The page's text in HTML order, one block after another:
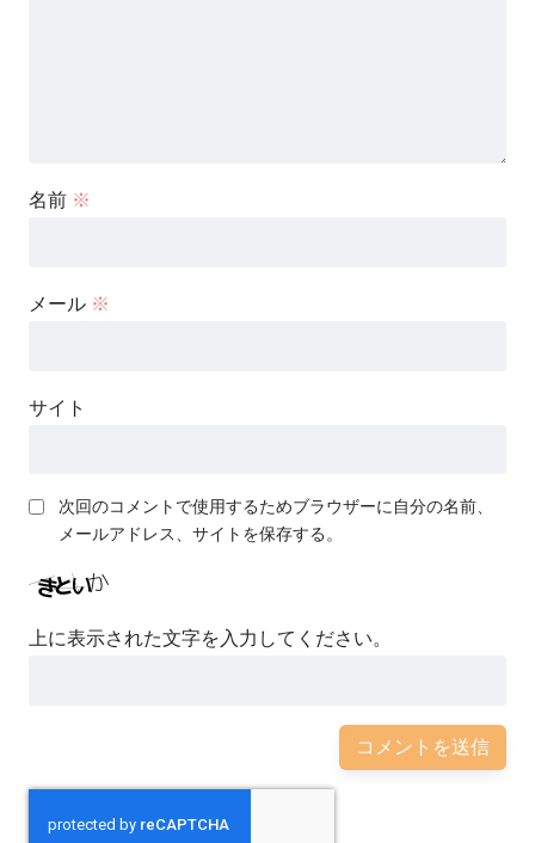
名前 ※
メール ※
サイト
次回のコメントで使用するためブラウザーに自分の名前、
メールアドレス、サイトを保存する。
上に表示された文字を入力してください。